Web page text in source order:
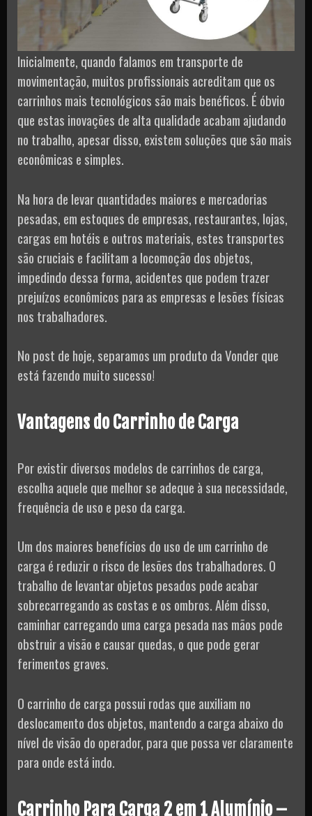
Inicialmente, quando falamos em transporte de
movimentação, muitos profissionais acreditam que os
carrinhos mais tecnológicos são mais benéficos. É óbvio
que estas inovações de alta qualidade acabam ajudando
no trabalho, apesar disso, existem soluções que são mais
econômicas e simples.
Na hora de levar quantidades maiores e mercadorias
pesadas, em estoques de empresas, restaurantes, lojas,
cargas em hotéis e outros materiais, estes transportes
são cruciais e facilitam a locomoção dos objetos,
impedindo dessa forma, acidentes que podem trazer
prejuízos econômicos para as empresas e lesões físicas
nos trabalhadores.
No post de hoje, separamos um produto da Vonder que
está fazendo muito sucesso!
Vantagens do Carrinho de Carga
Por existir diversos modelos de carrinhos de carga,
escolha aquele que melhor se adeque à sua necessidade,
frequência de uso e peso da carga.
Um dos maiores benefícios do uso de um carrinho de
carga é reduzir o risco de lesões dos trabalhadores. O
trabalho de levantar objetos pesados pode acabar
sobrecarregando as costas e os ombros. Além disso,
caminhar carregando uma carga pesada nas mãos pode
obstruir a visão e causar quedas, o que pode gerar
ferimentos graves.
O carrinho de carga possui rodas que auxiliam no
deslocamento dos objetos, mantendo a carga abaixo do
nível de visão do operador, para que possa ver claramente
para onde está indo.
Carrinho Para Carga 2 em 1 Alumínio –